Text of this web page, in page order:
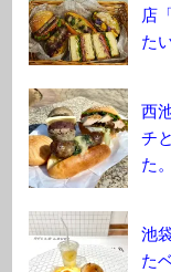
店
た
西
チ
た。
池
た